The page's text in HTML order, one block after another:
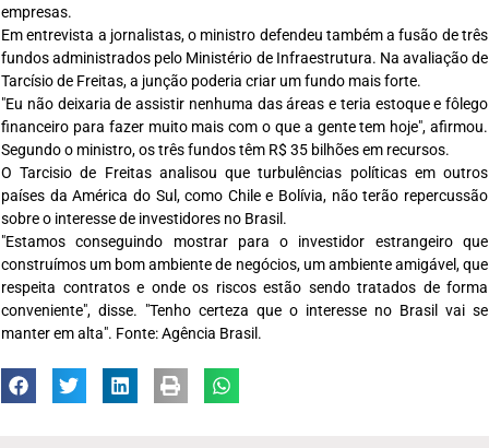
empresas.
Em entrevista a jornalistas, o ministro defendeu também a fusão de três
fundos administrados pelo Ministério de Infraestrutura. Na avaliação de
Tarcísio de Freitas, a junção poderia criar um fundo mais forte.
"Eu não deixaria de assistir nenhuma das áreas e teria estoque e fôlego
financeiro para fazer muito mais com o que a gente tem hoje", afirmou.
Segundo o ministro, os três fundos têm R$ 35 bilhões em recursos.
O Tarcisio de Freitas analisou que turbulências políticas em outros
países da América do Sul, como Chile e Bolívia, não terão repercussão
sobre o interesse de investidores no Brasil.
"Estamos conseguindo mostrar para o investidor estrangeiro que
construímos um bom ambiente de negócios, um ambiente amigável, que
respeita contratos e onde os riscos estão sendo tratados de forma
conveniente", disse. "Tenho certeza que o interesse no Brasil vai se
manter em alta". Fonte: Agência Brasil.